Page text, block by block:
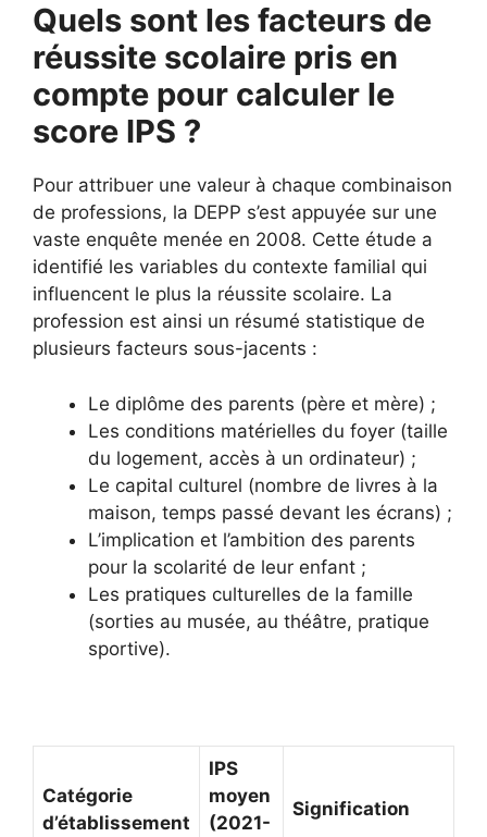
Quels sont les facteurs de
réussite scolaire pris en
compte pour calculer le
score IPS ?
Pour attribuer une valeur à chaque combinaison
de professions, la DEPP s’est appuyée sur une
vaste enquête menée en 2008. Cette étude a
identifié les variables du contexte familial qui
influencent le plus la réussite scolaire. La
profession est ainsi un résumé statistique de
plusieurs facteurs sous-jacents :
Le diplôme des parents (père et mère) ;
Les conditions matérielles du foyer (taille
du logement, accès à un ordinateur) ;
Le capital culturel (nombre de livres à la
maison, temps passé devant les écrans) ;
L’implication et l’ambition des parents
pour la scolarité de leur enfant ;
Les pratiques culturelles de la famille
(sorties au musée, au théâtre, pratique
sportive).
Catégorie
d’établissement
IPS
moyen
(2021-
Signification